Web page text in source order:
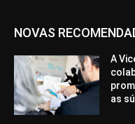
NOVAS
A
as